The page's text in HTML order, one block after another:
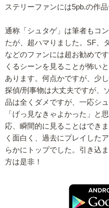
ステリーファンには5pb.の作
通称「シュタゲ」は筆者もコ
たが、超ハマりました。SF、
などのファンには超お勧めで
くるシーンを見ることが怖い
あります。何点かですが、少
探偵/刑事物は大丈夫ですが、
品は全くダメですが、一応シ
「げっ見なきゃよかった」と
応、瞬間的に見ることはでき
く面白く、過去にプレイした
らかにトップでした。引き込
方は是非！